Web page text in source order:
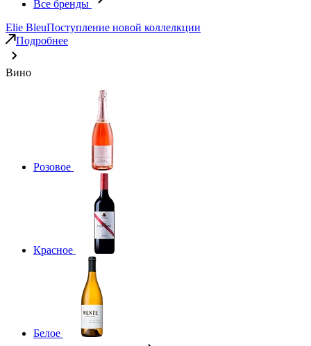
Все бренды
Elie BleuПоступление новой коллелкции
Подробнее
Вино
Розовое
Красное
Белое